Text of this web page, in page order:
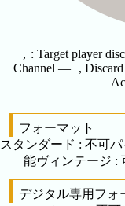
, : Target player
Channel —
,
フォーマット
スタンダード : 不可パ
能ヴィンテージ :
デジタル専用フォ